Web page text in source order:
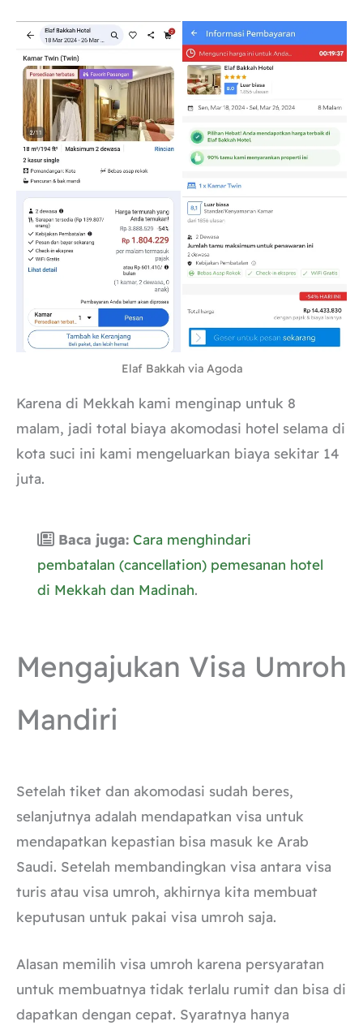
Elaf Bakkah via Agoda
Karena di Mekkah kami menginap untuk 8
malam, jadi total biaya akomodasi hotel selama di
kota suci ini kami mengeluarkan biaya sekitar 14
juta.
Baca juga: Cara menghindari
pembatalan (cancellation) pemesanan hotel
di Mekkah dan Madinah.
Mengajukan Visa Umroh
Mandiri
Setelah tiket dan akomodasi sudah beres,
selanjutnya adalah mendapatkan visa untuk
mendapatkan kepastian bisa masuk ke Arab
Saudi. Setelah membandingkan visa antara visa
turis atau visa umroh, akhirnya kita membuat
keputusan untuk pakai visa umroh saja.
Alasan memilih visa umroh karena persyaratan
untuk membuatnya tidak terlalu rumit dan bisa di
dapatkan dengan cepat. Syaratnya hanya